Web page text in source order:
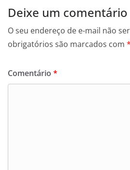
Deixe um comentário
O seu endereço de e-mail não
obrigatórios são marcados com *
Comentário *